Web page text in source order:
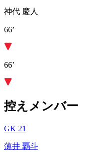
神代 慶人
66’
66’
控えメンバー
GK 21
薄井 覇斗